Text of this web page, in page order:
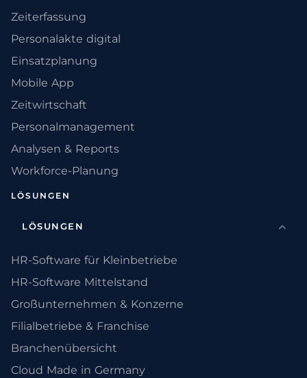
Zeiterfassung
Personalakte digital
Einsatzplanung
Mobile App
Zeitwirtschaft
Personalmanagement
Analysen & Reports
Workforce-Planung
LÖSUNGEN
LÖSUNGEN
HR-Software für Kleinbetriebe
HR-Software Mittelstand
Großunternehmen & Konzerne
Filialbetriebe & Franchise
Branchenübersicht
Cloud Made in Germany